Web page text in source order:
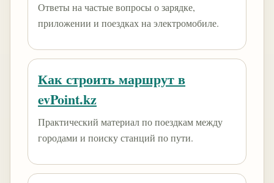
Ответы на частые вопросы о зарядке,
приложении и поездках на электромобиле.
Как строить маршрут в
evPoint.kz
Практический материал по поездкам между
городами и поиску станций по пути.